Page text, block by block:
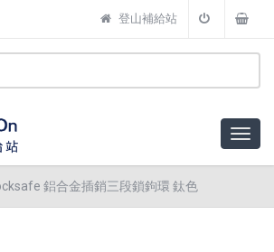
登山補給站
鋁合金插銷三段鎖鉤環 鈦色